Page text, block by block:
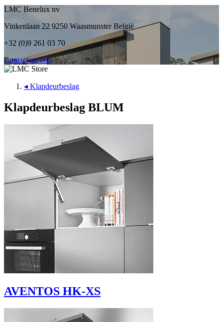
LMC Benelux nv
Vinkenlaan 22 9250 Waasmunster België
+32 (0)9 261 03 70
Contacteer ons
◂ Klapdeurbeslag
Klapdeurbeslag BLUM
AVENTOS HK-XS